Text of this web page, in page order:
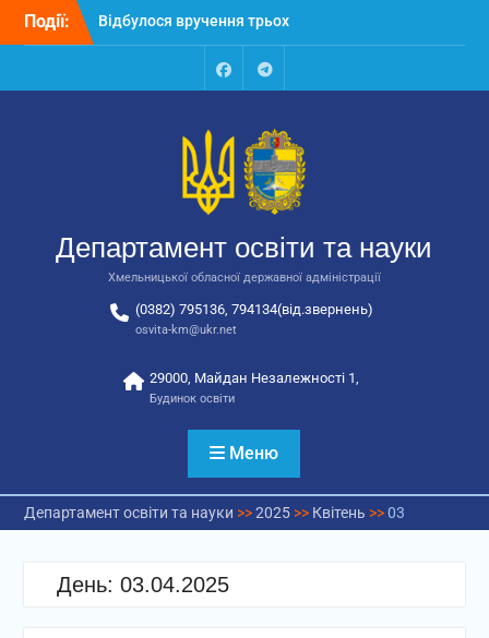
Перейти
Події:
Відбулося вручення трьох
автобусів для потреб
Відбулося засідання
освіти та науки обласної
державної адміністрації
Відбулась обласна
національно-патріотичне
виховання
FacebookTalegram
Департамент освіти та науки
Хмельницької обласної державної адміністрації
(0382) 795136, 794134(від.звернень)
osvita-km@ukr.net
29000, Майдан Незалежності 1,
Будинок освіти
Меню
Департамент освіти та науки >>2025>> Квітень >>03
День: 03.04.2025